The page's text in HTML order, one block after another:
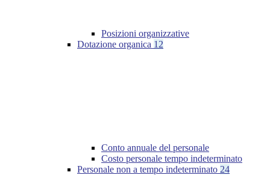
Posizioni organizzative
Dotazione organica 12
Conto annuale del personale
Costo personale tempo indeterminato
Personale non a tempo indeterminato 24